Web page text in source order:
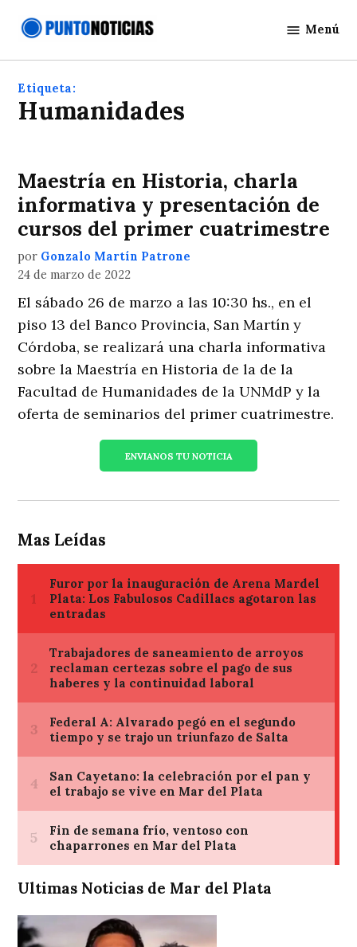
Noticias
Menú
Etiqueta:
humanidades
Maestría en Historia, charla
informativa y presentación de
cursos del primer cuatrimestre
por Gonzalo Martín Patrone
24 de marzo de 2022
El sábado 26 de marzo a las 10:30 hs., en el
piso 13 del Banco Provincia, San Martín y
Córdoba, se realizará una charla informativa
sobre la Maestría en Historia de la de la
Facultad de Humanidades de la UNMdP y la
oferta de seminarios del primer cuatrimestre.
ENVIANOS TU NOTICIA
Mas Leídas
Ultimas Noticias de Mar del Plata